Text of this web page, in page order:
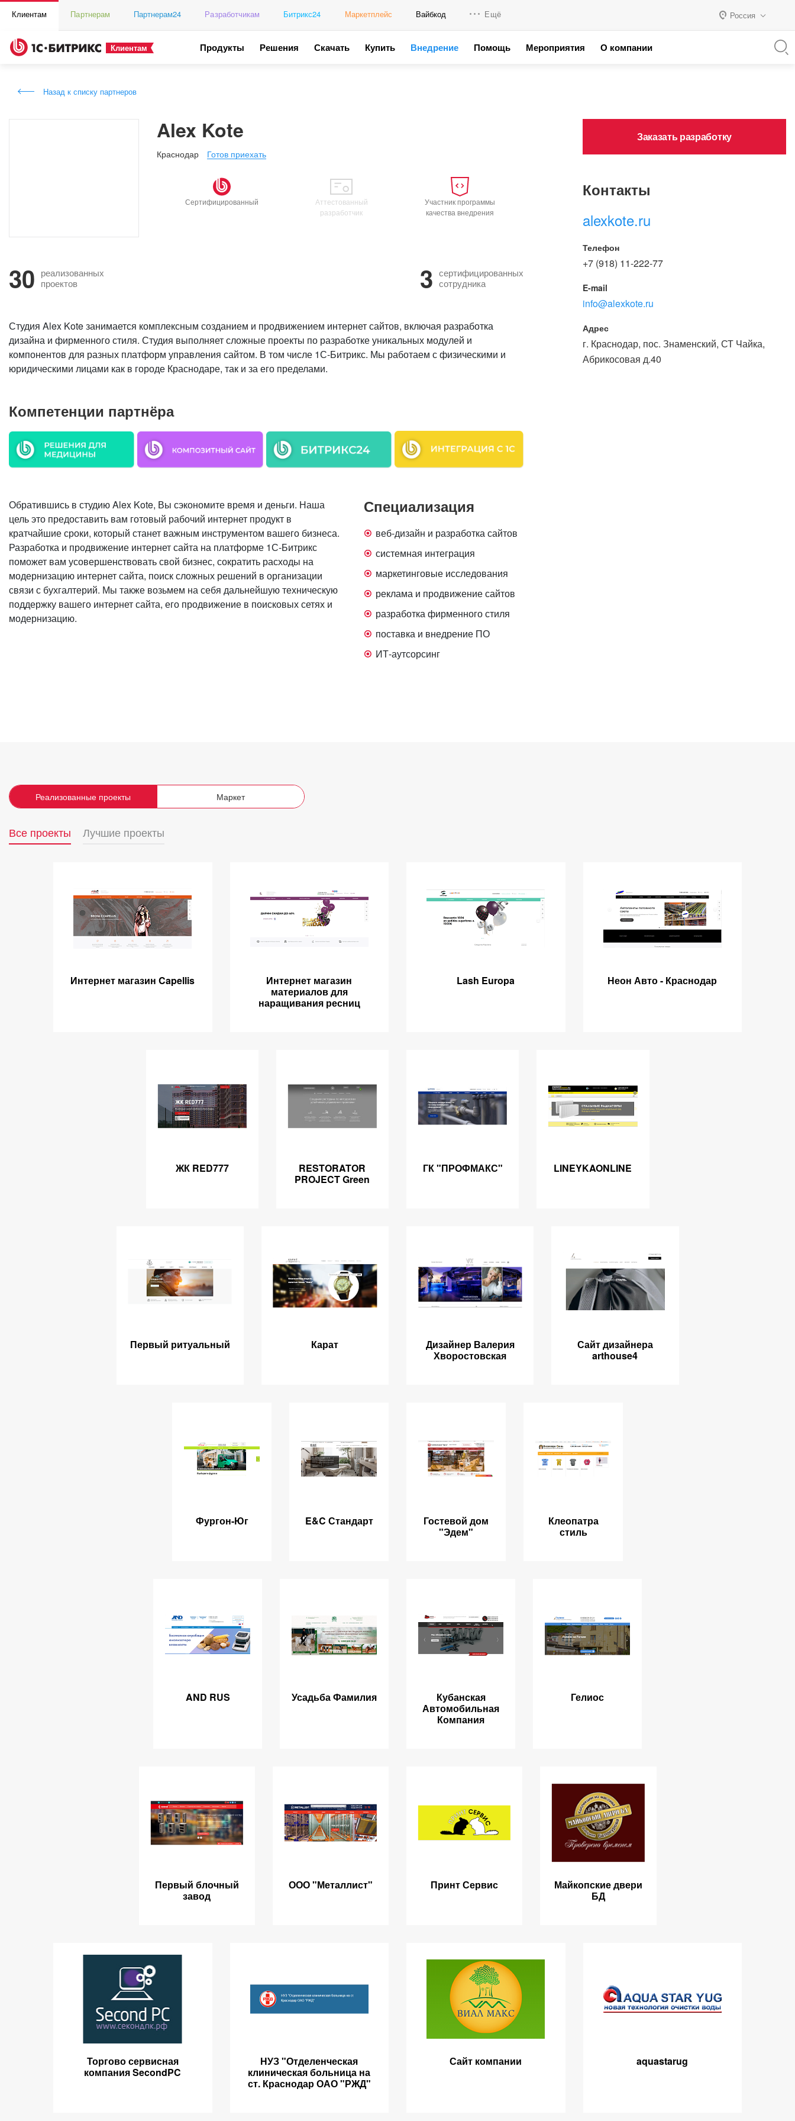
Клиентам Партнерам Партнерам24 Разработчикам Битрикс24 Маркетплейс Вайбкод Ещё
Интеграция с 1С
Россия
Россия
Клиентам Продукты Решения Скачать Купить Внедрение Помощь Мероприятия О компании
Назад к списку партнеров
Alex Kote
Краснодар Готов приехать
Сертифицированный
Аттестованный
разработчик
Участник программы
качества внедрения
30 реализованных
проектов
3 сертифицированных
сотрудника
Студия Alex Kote занимается комплексным созданием и продвижением интернет сайтов, включая разработка
дизайна и фирменного стиля. Студия выполняет сложные проекты по разработке уникальных модулей и
компонентов для разных платформ управления сайтом. В том числе 1С-Битрикс. Мы работаем с физическими и
юридическими лицами как в городе Краснодаре, так и за его пределами.
Компетенции партнёра
Обратившись в студию Alex Kote, Вы сэкономите время и деньги. Наша
цель это предоставить вам готовый рабочий интернет продукт в
кратчайшие сроки, который станет важным инструментом вашего бизнеса.
Разработка и продвижение интернет сайта на платформе 1С-Битрикс
поможет вам усовершенствовать свой бизнес, сократить расходы на
модернизацию интернет сайта, поиск сложных решений в организации
связи с бухгалтерий. Мы также возьмем на себя дальнейшую техническую
поддержку вашего интернет сайта, его продвижение в поисковых сетях и
модернизацию.
Специализация
веб-дизайн и разработка сайтов
системная интеграция
маркетинговые исследования
реклама и продвижение сайтов
разработка фирменного стиля
поставка и внедрение ПО
ИТ-аутсорсинг
Заказать разработку
Контакты
alexkote.ru
Телефон
+7 (918) 11-222-77
E-mail
info@alexkote.ru
Адрес
г. Краснодар, пос. Знаменский, СТ Чайка,
Абрикосовая д.40
Реализованные проекты Маркет
Все проекты Лучшие проекты
Интернет магазин Capellis
Интернет магазин
материалов для
наращивания ресниц
Lash Europa Неон Авто - Краснодар
ЖК RED777
RESTORATOR
PROJECT Green
ГК "ПРОФМАКС" LINEYKAONLINE
Первый ритуальный Карат
Дизайнер Валерия
Хворостовская
Сайт дизайнера
arthouse4
Фургон-Юг E&C Стандарт
Гостевой дом
"Эдем"
Клеопатра
стиль
AND RUS Усадьба Фамилия
Кубанская
Автомобильная
Компания
Гелиос
Первый блочный
завод
ООО "Металлист" Принт Сервис
Майкопские двери
БД
Торгово сервисная
компания SecondPC
НУЗ "Отделенческая
клиническая больница на
ст. Краснодар ОАО "РЖД"
Сайт компании aquastarug